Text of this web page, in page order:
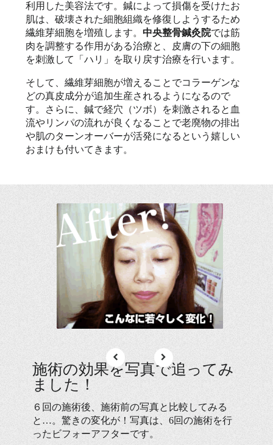
利用した美容法です。鍼によって損傷を受けたお
肌は、破壊された細胞組織を修復しようするため
繊維芽細胞を増殖します。中央整骨鍼灸院では筋
肉を調整する作用がある治療と、皮膚の下の細胞
を刺激して「ハリ」を取り戻す治療を行います。
そして、繊維芽細胞が増えることでコラーゲンな
どの真皮成分が追加生産されるようになるので
す。さらに、鍼で経穴（ツボ）を刺激されると血
流やリンパの流れが良くなることで老廃物の排出
や肌のターンオーバーが活発になるという嬉しい
おまけも付いてきます。
施術の効果を写真で追ってみ
ました！
６回の施術後、施術前の写真と比較してみる
と…。驚きの変化が！写真は、6回の施術を行
ったビフォーアフターです。